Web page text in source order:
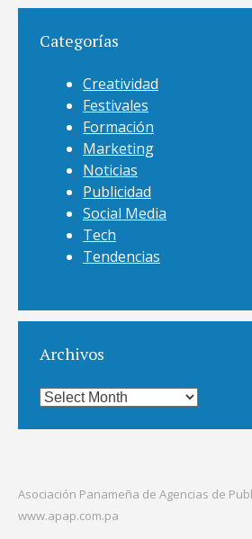
Categorías
Creatividad
Festivales
Formación
Marketing
Noticias
Publicidad
Social Media
Tech
Tendencias
Archivos
Archivos
Asociación Panameña de Agencias de
www.apap.com.pa